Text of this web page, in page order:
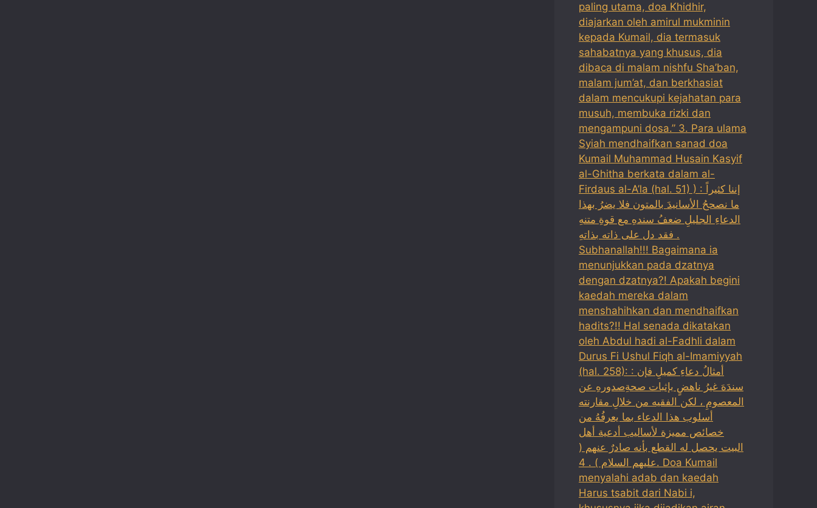
paling utama, doa Khidhir,
diajarkan oleh amirul mukminin
kepada Kumail, dia termasuk
sahabatnya yang khusus, dia
dibaca di malam nishfu Sha’ban,
malam jum’at, dan berkhasiat
dalam mencukupi kejahatan para
musuh, membuka rizki dan
mengampuni dosa.” 3. Para ulama
Syiah mendhaifkan sanad doa
Kumail Muhammad Husain Kasyif
al-Ghitha berkata dalam al-
Firdaus al-A’la (hal. 51) ) : إننا كثيراً
ما نصححُ الأسانيدَ بالمتون فلا يضرُ بهذا
الدعاءِ الجليلِ ضعفُ سندهِ مع قوةِ متنهِ
فقد دل على ذاته بذاتهِ .
Subhanallah!!! Bagaimana ia
menunjukkan pada dzatnya
dengan dzatnya?! Apakah begini
kaedah mereka dalam
menshahihkan dan mendhaifkan
hadits?!! Hal senada dikatakan
oleh Abdul hadi al-Fadhli dalam
Durus Fi Ushul Fiqh al-Imamiyyah
(hal. 258): : أمثالُ دعاءِ كميلِ فإن
سندَهَ غيرُ ناهضٍ بإثبات صحةِصدورهِ عن
المعصومِ ، لكن الفقيه من خلالِ مقارنته
أسلوب هذا الدعاء بما يعرفُهُ من
خصائص مميزة لأساليب أدعية أهل
البيت يحصل له القطع بأنه صادرٌ عنهم (
عليهم السلام ) . 4. Doa Kumail
menyalahi adab dan kaedah
Harus tsabit dari Nabi i,